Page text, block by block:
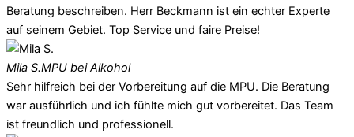
Beratung beschreiben. Herr Beckmann ist ein echter Experte
auf seinem Gebiet. Top Service und faire Preise!
Mila S.MPU bei Alkohol
Sehr hilfreich bei der Vorbereitung auf die MPU. Die Beratung
war ausführlich und ich fühlte mich gut vorbereitet. Das Team
ist freundlich und professionell.